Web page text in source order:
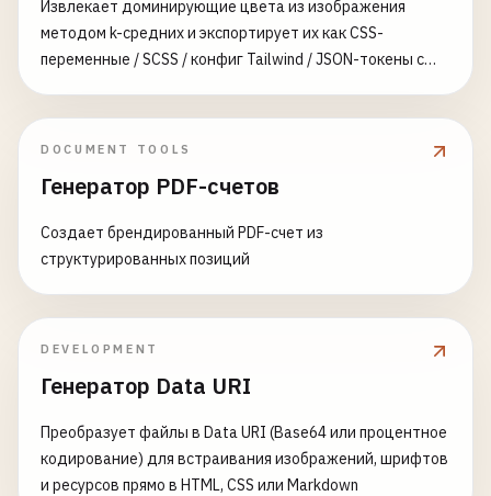
Извлекает доминирующие цвета из изображения
методом k-средних и экспортирует их как CSS-
переменные / SCSS / конфиг Tailwind / JSON-токены с
DOCUMENT TOOLS
Генератор PDF-счетов
Создает брендированный PDF-счет из
структурированных позиций
DEVELOPMENT
Генератор Data URI
Преобразует файлы в Data URI (Base64 или процентное
кодирование) для встраивания изображений, шрифтов
и ресурсов прямо в HTML, CSS или Markdown